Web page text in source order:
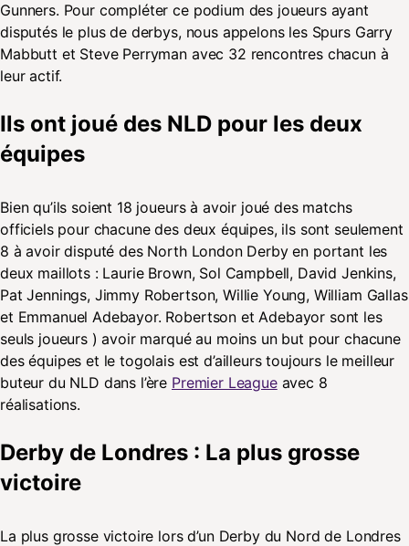
Gunners. Pour compléter ce podium des joueurs ayant
disputés le plus de derbys, nous appelons les Spurs Garry
Mabbutt et Steve Perryman avec 32 rencontres chacun à
leur actif.
Ils ont joué des NLD pour les deux
équipes
Bien qu’ils soient 18 joueurs à avoir joué des matchs
officiels pour chacune des deux équipes, ils sont seulement
8 à avoir disputé des North London Derby en portant les
deux maillots : Laurie Brown, Sol Campbell, David Jenkins,
Pat Jennings, Jimmy Robertson, Willie Young, William Gallas
et Emmanuel Adebayor. Robertson et Adebayor sont les
seuls joueurs ) avoir marqué au moins un but pour chacune
des équipes et le togolais est d’ailleurs toujours le meilleur
buteur du NLD dans l’ère Premier Leagueavec 8
réalisations.
Derby de Londres : La plus grosse
victoire
La plus grosse victoire lors d’un Derby du Nord de Londres